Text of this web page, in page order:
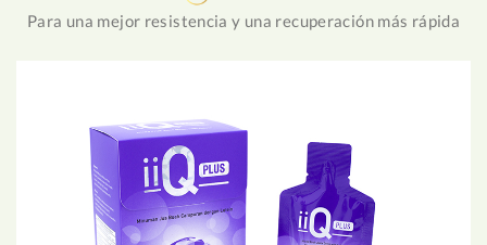
Para una mejor resistencia y una recuperación más rápida